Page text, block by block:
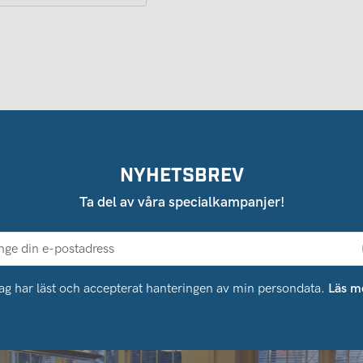
NYHETSBREV
Ta del av våra specialkampanjer!
har läst och accepterat hanteringen av min persondata. Läs